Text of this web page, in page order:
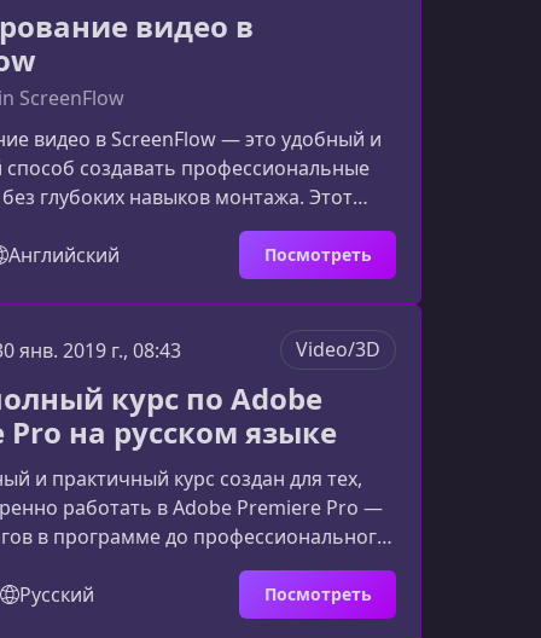
инструментов и удо
видео в
ScreenFlow
видео в ScreenFlow — это удобный и
создавать профессиональные
глубоких навыков монтажа. Этот
вам научиться планировать,
и собирать видеоконтент, чтобы
выглядело логично, цельно и
для зрителя.Основы
этапаЛюбой видеопроект
до запуска камеры.
— это этап, который определяет
Английский Посмотреть
янв. 2019 г., 08:43 Video/3D
курс по Adobe
Pro на русском языке
и практичный курс создан для тех,
работать в Adobe Premiere Pro —
в программе до профессионального
подан последовательными
вы могли постепенно освоить
Русский Посмотреть